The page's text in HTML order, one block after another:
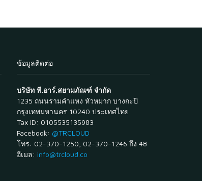
ข้อมูลติดต่อ
บริษัท ที.อาร์.สยามภัณฑ์ จำกัด
1235 ถนนรามคำแหง หัวหมาก บางกะปิ
กรุงเทพมหานคร 10240 ประเทศไทย
Tax ID: 0105535135983
Facebook: @TRCLOUD
โทร: 02-370-1250, 02-370-1246 ถึง 48
อีเมล: info@trcloud.co